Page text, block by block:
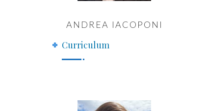
ANDREA IACOPONI
Curriculum